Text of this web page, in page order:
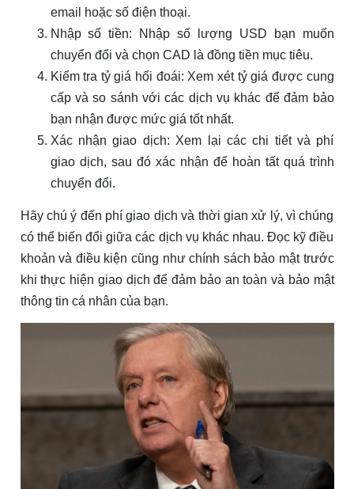
email hoặc số điện thoại.
Nhập số tiền: Nhập số lượng USD bạn muốn
chuyển đổi và chọn CAD là đồng tiền mục tiêu.
Kiểm tra tỷ giá hối đoái: Xem xét tỷ giá được cung
cấp và so sánh với các dịch vụ khác để đảm bảo
bạn nhận được mức giá tốt nhất.
Xác nhận giao dịch: Xem lại các chi tiết và phí
giao dịch, sau đó xác nhận để hoàn tất quá trình
chuyển đổi.
Hãy chú ý đến phí giao dịch và thời gian xử lý, vì chúng
có thể biến đổi giữa các dịch vụ khác nhau. Đọc kỹ điều
khoản và điều kiện cũng như chính sách bảo mật trước
khi thực hiện giao dịch để đảm bảo an toàn và bảo mật
thông tin cá nhân của bạn.